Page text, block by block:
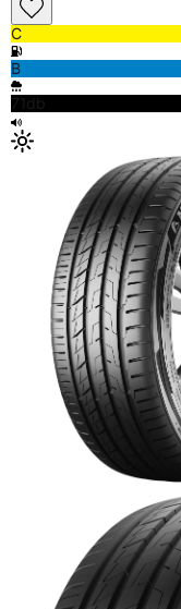
C
B
71db